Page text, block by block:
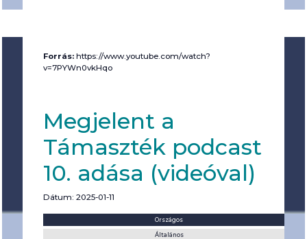
Forrás: https://www.youtube.com/watch?
v=7PYWn0vkHqo
Megjelent a
Támaszték podcast
10. adása (videóval)
Dátum: 2025-01-11
Országos
Általános